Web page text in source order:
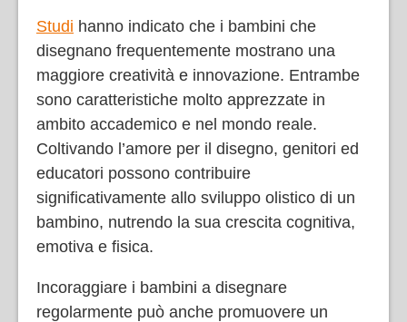
Studi hanno indicato che i bambini che
disegnano frequentemente mostrano una
maggiore creatività e innovazione. Entrambe
sono caratteristiche molto apprezzate in
ambito accademico e nel mondo reale.
Coltivando l’amore per il disegno, genitori ed
educatori possono contribuire
significativamente allo sviluppo olistico di un
bambino, nutrendo la sua crescita cognitiva,
emotiva e fisica.
Incoraggiare i bambini a disegnare
regolarmente può anche promuovere un